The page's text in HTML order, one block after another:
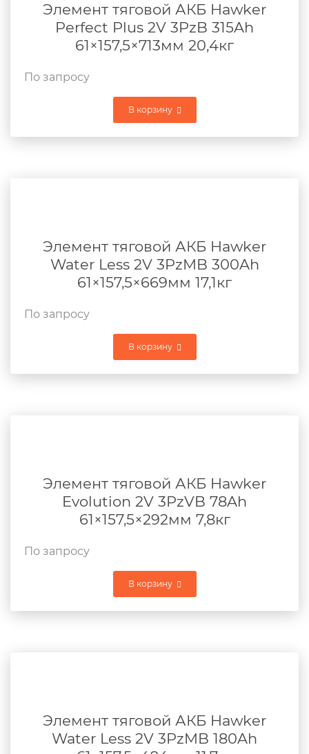
Элемент тяговой АКБ Hawker
Perfect Plus 2V 3PzB 315Ah
61×157,5×713мм 20,4кг
По запросу
В корзину
Элемент тяговой АКБ Hawker
Water Less 2V 3PzMB 300Ah
61×157,5×669мм 17,1кг
По запросу
В корзину
Элемент тяговой АКБ Hawker
Evolution 2V 3PzVB 78Ah
61×157,5×292мм 7,8кг
По запросу
В корзину
Элемент тяговой АКБ Hawker
Water Less 2V 3PzMB 180Ah